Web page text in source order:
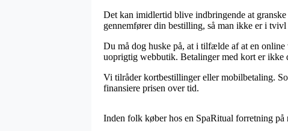
Det kan imidlertid blive indbringende at
gennemfører din bestilling, så man ikke er i tvivl
Du må dog huske på, at i tilfælde af at en
uoprigtig webbutik. Betalinger med kort er ikke
Vi tilråder kortbestillinger eller mobilbetaling.
finansiere prisen over tid.
Inden folk køber hos en SpaRitual forretning på